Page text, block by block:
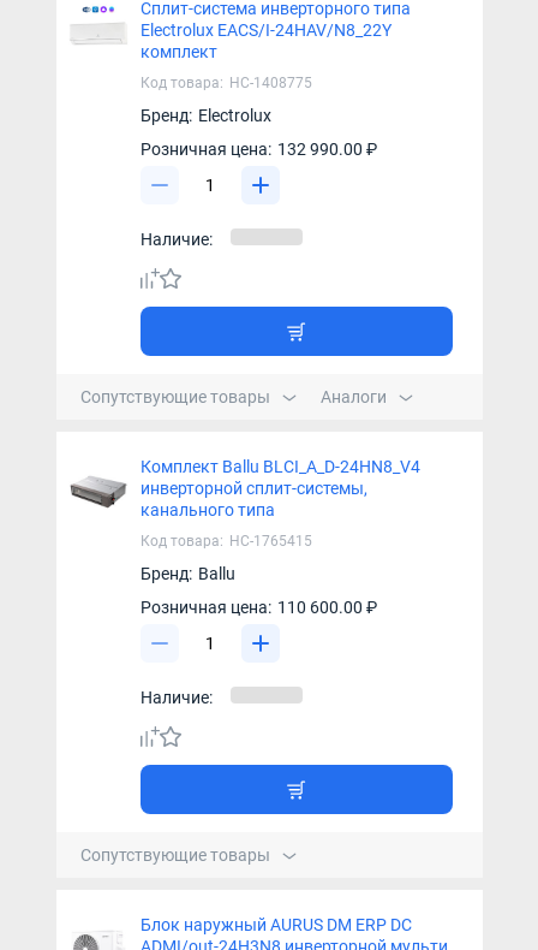
Сплит-система инверторного типа
Electrolux EACS/I-24HAV/N8_22Y
комплект
Код товара: НС-1408775
Бренд: Electrolux
Розничная цена: 132 990.00 ₽
Наличие:
Сопутствующие товары Аналоги
Комплект Ballu BLCI_A_D-24HN8_V4
инверторной сплит-системы,
канального типа
Код товара: НС-1765415
Бренд: Ballu
Розничная цена: 110 600.00 ₽
Наличие:
Сопутствующие товары
Блок наружный AURUS DM ERP DC
ADMI/out-24H3N8 инверторной мульти